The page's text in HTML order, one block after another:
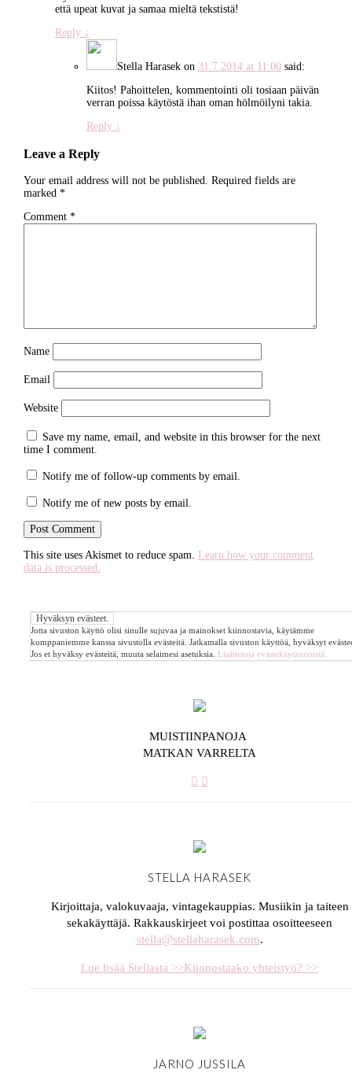
että upeat kuvat ja samaa mieltä tekstistä!
Reply ↓
Stella Harasekon 31.7.2014 at 11:00 said:
Kiitos! Pahoittelen, kommentointi oli tosiaan päivän
verran poissa käytöstä ihan oman hölmöilyni takia.
Reply ↓
Leave a Reply
Your email address will not be published. Required fields are
marked *
Comment *
Name
Email
Website
Save my name, email, and website in this browser for the next
time I comment.
Notify me of follow-up comments by email.
Notify me of new posts by email.
This site uses Akismet to reduce spam. Learn how your comment
data is processed.
Jotta sivuston käyttö olisi sinulle sujuvaa ja mainokset kiinnostavia, käytämme
kumppaniemme kanssa sivustolla evästeitä. Jatkamalla sivuston käyttöä, hyväksyt
Jos et hyväksy evästeitä, muuta selaimesi asetuksia. Lisätietoja evästekäytännöistä.
MUISTIINPANOJA
MATKAN VARRELTA
STELLA HARASEK
Kirjoittaja, valokuvaaja, vintagekauppias. Musiikin ja taiteen
sekakäyttäjä. Rakkauskirjeet voi postittaa osoitteeseen
stella@stellaharasek.com.
Lue lisää Stellasta >>Kiinnostaako yhteistyö? >>
JARNO JUSSILA